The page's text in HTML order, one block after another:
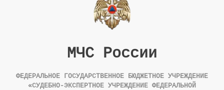
МЧС России
ФЕДЕРАЛЬНОЕ ГОСУДАРСТВЕННОЕ БЮДЖЕТНОЕ УЧРЕЖДЕНИЕ
«СУДЕБНО-ЭКСПЕРТНОЕ УЧРЕЖДЕНИЕ ФЕДЕРАЛЬНОЙ